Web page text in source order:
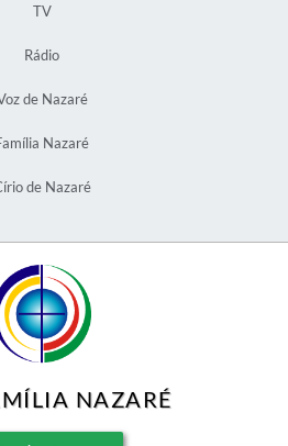
TV
Rádio
de Nazaré
Nazaré
de Nazaré
NAZARÉ